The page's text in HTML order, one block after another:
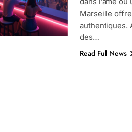
Quels sont les inconvénients de
Marseille
authentiques.
des…
Read Full News